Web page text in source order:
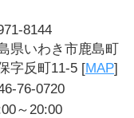
8144
県いわき市鹿島町
字反町11-5 [MAP]
76-0720
～20:00